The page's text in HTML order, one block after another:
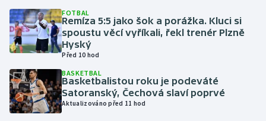
Olympijské hry
Parasport
Plavání
Plážový volejbal
FOTBAL
Remíza 5:5 jako šok a porážka. Kluci si
spoustu věcí vyříkali, řekl trenér Plzně
Hyský
Před 10 hod
BASKETBAL
Basketbalistou roku je podeváté
Satoranský, Čechová slaví poprvé
Aktualizováno před 11 hod